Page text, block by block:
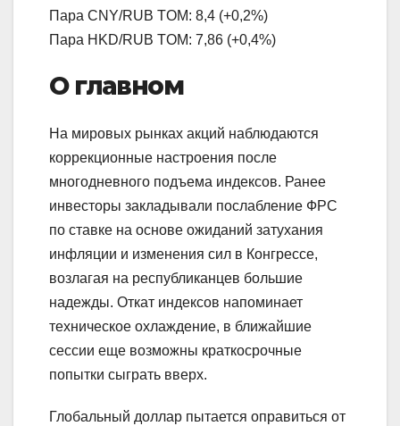
Пара CNY/RUB TOM: 8,4 (+0,2%)
Пара HKD/RUB TOM: 7,86 (+0,4%)
О главном
На мировых рынках акций наблюдаются
коррекционные настроения после
многодневного подъема индексов. Ранее
инвесторы закладывали послабление ФРС
по ставке на основе ожиданий затухания
инфляции и изменения сил в Конгрессе,
возлагая на республиканцев большие
надежды. Откат индексов напоминает
техническое охлаждение, в ближайшие
сессии еще возможны краткосрочные
попытки сыграть вверх.
Глобальный доллар пытается оправиться от